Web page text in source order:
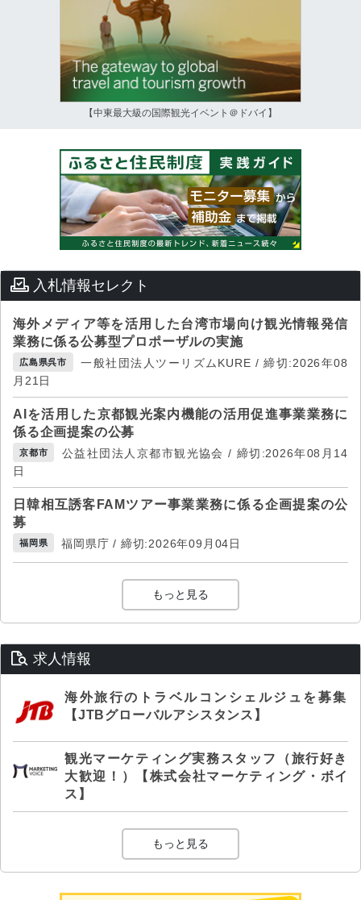
【中東最大級の国際観光イベント＠ドバイ】
入札情報セレクト
海外メディア等を活用した台湾市場向け観光情報発信
業務に係る公募型プロポーザルの実施
広島県呉市
一般社団法人ツーリズムKURE / 締切:2026年08
月21日
AIを活用した京都観光案内機能の活用促進事業業務に
係る企画提案の公募
京都市
公益社団法人京都市観光協会 / 締切:2026年08月14
日
日韓相互誘客FAMツアー事業業務に係る企画提案の公
募
福岡県 福岡県庁 / 締切:2026年09月04日
もっと見る
求人情報
海外旅行のトラベルコンシェルジュを募集
【JTBグローバルアシスタンス】
観光マーケティング実務スタッフ（旅行好き
大歓迎！）【株式会社マーケティング・ボイ
ス】
もっと見る